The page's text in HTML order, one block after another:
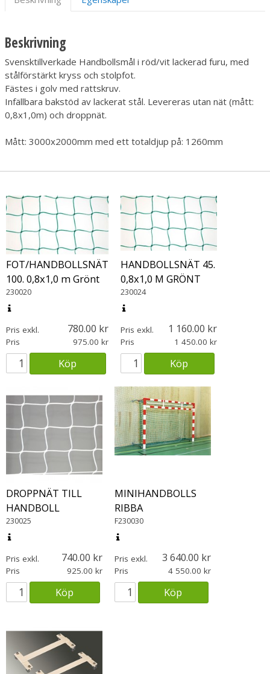
Beskrivning
Svensktillverkade Handbollsmål i röd/vit lackerad furu, med
stålförstärkt kryss och stolpfot.
Fästes i golv med rattskruv.
Infällbara bakstöd av lackerat stål. Levereras utan nät (mått:
0,8x1,0m) och droppnät.
Mått: 3000x2000mm med ett totaldjup på: 1260mm
FOT/HANDBOLLSNÄT
100. 0,8x1,0 m Grönt
230020
Pris exkl. 780.00
Pris 975.00
Köp
HANDBOLLSNÄT 45.
0,8x1,0 M GRÖNT
230024
Pris exkl. 1 160.00
Pris 1 450.00
Köp
DROPPNÄT TILL
HANDBOLL
230025
Pris exkl. 740.00
Pris 925.00
Köp
MINIHANDBOLLS
RIBBA
F230030
Pris exkl. 3 640.00
Pris 4 550.00
Köp